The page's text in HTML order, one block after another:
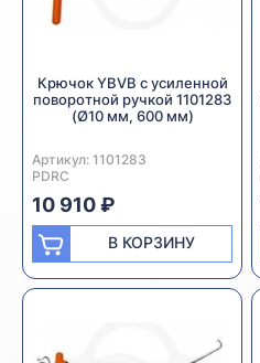
Крючок YBVB с усиленной
поворотной ручкой 1101283
(Ø10 мм, 600 мм)
Артикул: 1101283
Производитель:
PDRC
10 910 ₽
В КОРЗИНУ